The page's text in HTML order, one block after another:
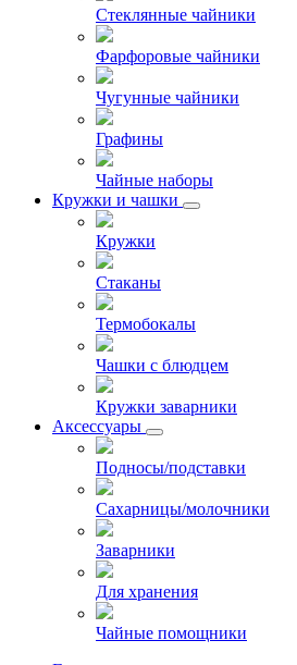
Стеклянные чайники
Фарфоровые чайники
Чугунные чайники
Графины
Чайные наборы
Кружки и чашки
Кружки
Стаканы
Термобокалы
Чашки с блюдцем
Кружки заварники
Аксессуары
Подносы/подставки
Сахарницы/молочники
Заварники
Для хранения
Чайные помощники